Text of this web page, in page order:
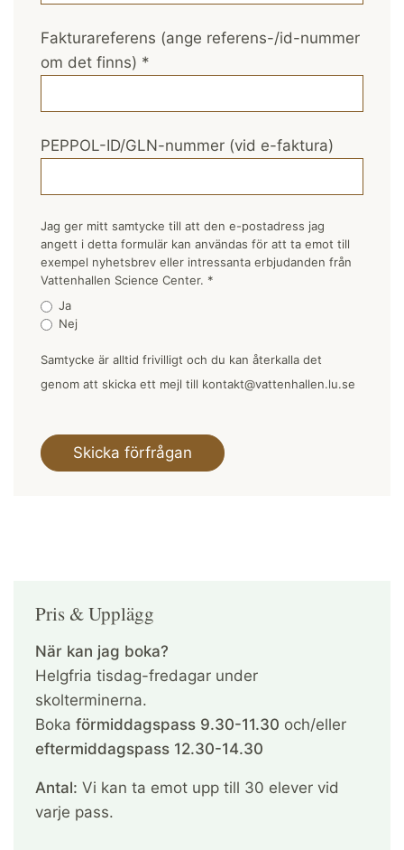
Fakturareferens (ange referens-/id-nummer
om det finns) *
PEPPOL-ID/GLN-nummer (vid e-faktura)
Jag ger mitt samtycke till att den e-postadress jag
angett i detta formulär kan användas för att ta emot till
exempel nyhetsbrev eller intressanta erbjudanden från
Vattenhallen Science Center. *
Ja
Nej
Samtycke är alltid frivilligt och du kan återkalla det
genom att skicka ett mejl till kontakt@vattenhallen.lu.se
Pris & Upplägg
När kan jag boka?
Helgfria tisdag-fredagar under
skolterminerna.
Boka förmiddagspass 9.30-11.30 och/eller
eftermiddagspass 12.30-14.30
Antal: Vi kan ta emot upp till 30 elever vid
varje pass.